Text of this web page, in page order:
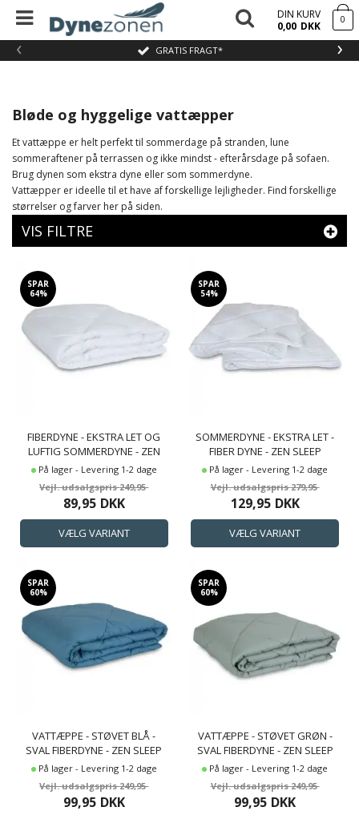
GRATIS FRAGT*
‹ ›
DIN KURV
0,00 DKK 0
Bløde og hyggelige vattæpper
Et vattæppe er helt perfekt til sommerdage på stranden, lune
sommeraftener på terrassen og ikke mindst - efterårsdage på sofaen.
Brug dynen som ekstra dyne eller som sommerdyne.
Vattæpper er ideelle til et have af forskellige lejligheder. Find forskellige
størrelser og farver her på siden.
VIS FILTRE
SPAR
64%
FIBERDYNE - EKSTRA LET OG
LUFTIG SOMMERDYNE - ZEN
SLEEP
På lager - Levering 1-2 dage
249,95
89,95 DKK
SPAR
54%
SOMMERDYNE - EKSTRA LET -
FIBER DYNE - ZEN SLEEP
På lager - Levering 1-2 dage
279,95
129,95 DKK
SPAR
60%
VATTÆPPE - STØVET BLÅ -
SVAL FIBERDYNE - ZEN SLEEP
SOMMERDYNE
På lager - Levering 1-2 dage
249,95
99,95 DKK
SPAR
60%
VATTÆPPE - STØVET GRØN -
SVAL FIBERDYNE - ZEN SLEEP
SOMMERDYNE
På lager - Levering 1-2 dage
249,95
99,95 DKK